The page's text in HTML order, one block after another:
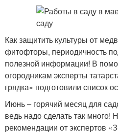
Как защитить культуры от
фитофторы, периодичность
полезной информации! В
огородникам эксперты
грядка» подготовили список
Июнь – горячий месяц для
ведь надо сделать так много!
рекомендации от экспертов